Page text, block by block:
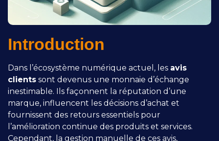
Introduction
Dans l’écosystème numérique actuel, les avis
clients sont devenus une monnaie d’échange
inestimable. Ils façonnent la réputation d’une
marque, influencent les décisions d’achat et
fournissent des retours essentiels pour
l’amélioration continue des produits et services.
Cependant, la gestion manuelle de ces avis,